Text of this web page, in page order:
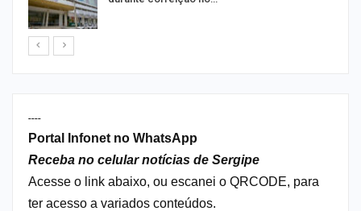
----
Portal Infonet no WhatsApp
Receba no celular notícias de Sergipe
Acesse o link abaixo, ou escanei o QRCODE, para
ter acesso a variados conteúdos.